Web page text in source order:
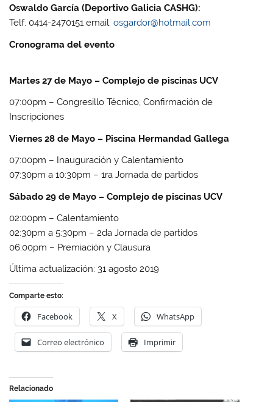
Oswaldo García (Deportivo Galicia CASHG):
Telf. 0414-2470151 email:osgardor@hotmail.com
Cronograma del evento
Martes 27 de Mayo – Complejo de piscinas UCV
07:00pm – Congresillo Técnico, Confirmación de
Inscripciones
Viernes 28 de Mayo – Piscina Hermandad Gallega
07:00pm – Inauguración y Calentamiento
07:30pm a 10:30pm – 1ra Jornada de partidos
Sábado 29 de Mayo – Complejo de piscinas UCV
02:00pm – Calentamiento
02:30pm a 5:30pm – 2da Jornada de partidos
06:00pm – Premiación y Clausura
Última actualización: 31 agosto 2019
Comparte esto:
Facebook X WhatsApp
Correo electrónico Imprimir
Relacionado